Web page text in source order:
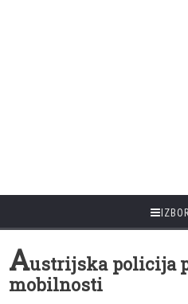
Austrijska policija
mobilnosti